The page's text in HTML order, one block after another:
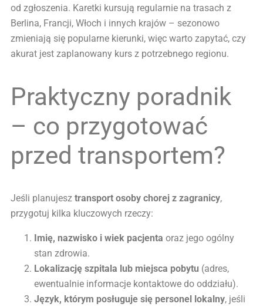
od zgłoszenia. Karetki kursują regularnie na trasach z
Berlina, Francji, Włoch i innych krajów – sezonowo
zmieniają się popularne kierunki, więc warto zapytać, czy
akurat jest zaplanowany kurs z potrzebnego regionu.
Praktyczny poradnik
– co przygotować
przed transportem?
Jeśli planujesz transport osoby chorej z zagranicy,
przygotuj kilka kluczowych rzeczy:
Imię, nazwisko i wiek pacjenta oraz jego ogólny
stan zdrowia.
Lokalizację szpitala lub miejsca pobytu (adres,
ewentualnie informacje kontaktowe do oddziału).
Język, którym posługuje się personel lokalny, jeśli